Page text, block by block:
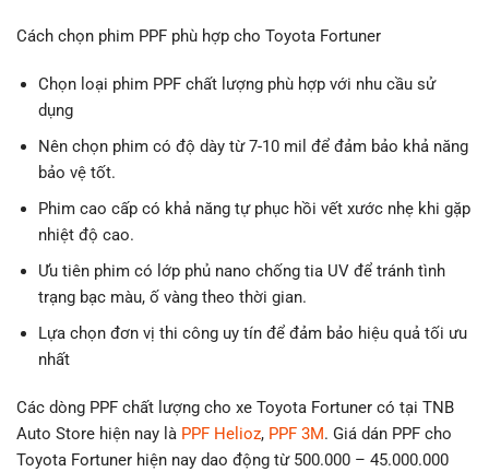
Cách chọn phim PPF phù hợp cho Toyota Fortuner
Chọn loại phim PPF chất lượng phù hợp với nhu cầu sử
dụng
Nên chọn phim có độ dày từ 7-10 mil để đảm bảo khả năng
bảo vệ tốt.
Phim cao cấp có khả năng tự phục hồi vết xước nhẹ khi gặp
nhiệt độ cao.
Ưu tiên phim có lớp phủ nano chống tia UV để tránh tình
trạng bạc màu, ố vàng theo thời gian.
Lựa chọn đơn vị thi công uy tín để đảm bảo hiệu quả tối ưu
nhất
Các dòng PPF chất lượng cho xe Toyota Fortuner có tại TNB
Auto Store hiện nay là PPF Helioz, PPF 3M. Giá dán PPF cho
Toyota Fortuner hiện nay dao động từ 500.000 – 45.000.000